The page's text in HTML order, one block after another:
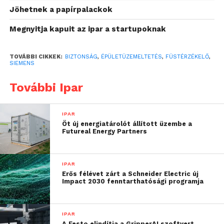
a téves riasztásokat és az
üzemzavarokat.
Ebben segítenek a Siemens új füstérzékelői. Az új
hálózatba kapcsolt megközelítése egy következő
lépésként szolgál az autonóm épületek felé.
Folyamatos önellenőrzés, valós
idejű felügyelet, letakarás- és
rovarvédelem
A teljes mértékben IoT-alapú, új füstérzékelők a
Siemens automatizált, zavarásmentes tesztelési
technológiájára épülnek. Ez a megoldás folyamatos,
az üzemeltetők által egyedileg beállítható, akár napi
rendszerességű önellenőrzést végez, a rendszer
Jöhetnek a papírpalackok
Megnyitja kapuit az ipar a startupoknak
TOVÁBBI CIKKEK: BIZTONSÁG, ÉPÜLETÜZEMELTETÉS, FÜSTÉRZÉKELŐ,
SIEMENS
További Ipar
IPAR
Öt új energiatárolót állított üzembe a
Futureal Energy Partners
IPAR
Erős félévet zárt a Schneider Electric új
Impact 2030 fenntarthatósági programja
IPAR